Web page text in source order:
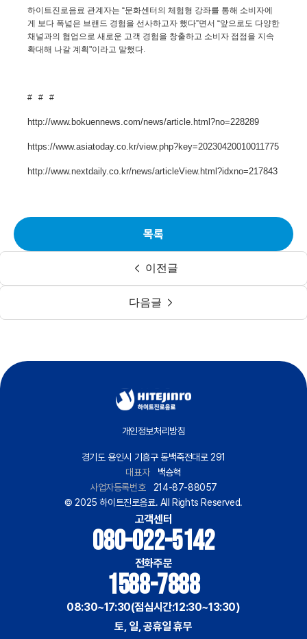
하이트진로음료 관계자는 “문화센터의 체험형 강좌를 통해 소비자에
게 보다 폭넓은 브랜드 경험을 선사하고자 했다”면서 “앞으로도 다양한
채널과의 협업으로 새로운 고객 경험을 창출하고 소비자 접점을 지속
확대해 나갈 계획"이라고 말했다.
# # #
http://www.bokuennews.com/news/article.html?no=228289
https://www.asiatoday.co.kr/view.php?key=20230420010011775
http://www.nextdaily.co.kr/news/articleView.html?idxno=217843
이전글
목록
다음글
개인정보처리방침
경기도 용인시 기흥구 동백죽전대로 291
대표자
백승혁
사업자등록번호
214-87-88057
© 2025 하이트진로음료. All Rights Reserved.
고객센터
080-022-5142
전화주문
1588-7888
08:30~17:30(점심시간:12:30~13:30)
토, 일, 공휴일 휴무